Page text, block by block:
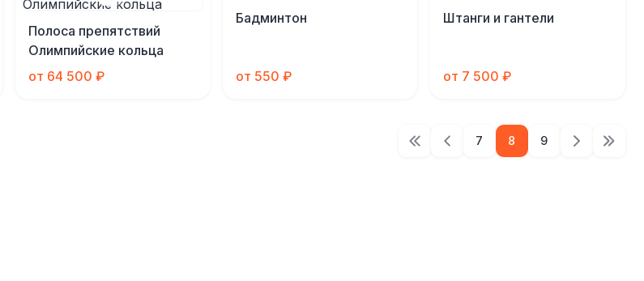
Полоса препятствий
Олимпийские кольца
от 64 500 ₽
Бадминтон
от 550 ₽
Штанги и гантели
от 7 500 ₽
7 8 9